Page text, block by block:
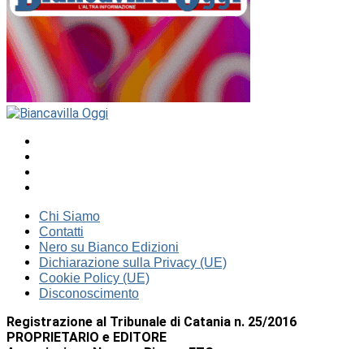
Chi Siamo
Contatti
Nero su Bianco Edizioni
Dichiarazione sulla Privacy (UE)
Cookie Policy (UE)
Disconoscimento
Registrazione al Tribunale di Catania n. 25/2016
PROPRIETARIO e EDITORE